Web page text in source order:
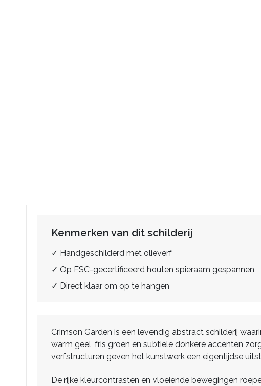
Kenmerken van dit schilderij
✓ Handgeschilderd met olieverf
✓ Op FSC-gecertificeerd houten spieraam gespannen
✓ Direct klaar om op te hangen
Crimson Garden is een levendig abstract schilderij
warm geel, fris groen en subtiele donkere accenten
verfstructuren geven het kunstwerk een eigentijdse
De rijke kleurcontrasten en vloeiende bewegingen